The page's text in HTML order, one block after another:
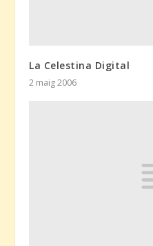
La Celestina Digital
2 maig 2006